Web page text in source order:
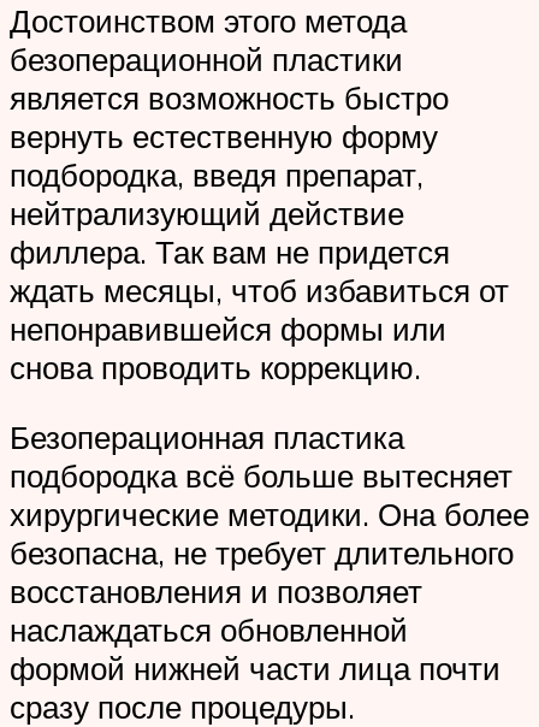
Достоинством этого метода
безоперационной пластики
является возможность быстро
вернуть естественную форму
подбородка, введя препарат,
нейтрализующий действие
филлера. Так вам не придется
ждать месяцы, чтоб избавиться от
непонравившейся формы или
снова проводить коррекцию.
Безоперационная пластика
подбородка всё больше вытесняет
хирургические методики. Она более
безопасна, не требует длительного
восстановления и позволяет
наслаждаться обновленной
формой нижней части лица почти
сразу после процедуры.